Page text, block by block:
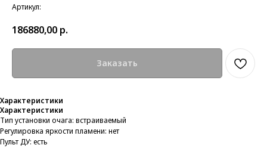
Артикул:
186880,00 р.
Заказать
Характеристики
Характеристики
Тип установки очага: встраиваемый
Регулировка яркости пламени: нет
Пульт ДУ: есть